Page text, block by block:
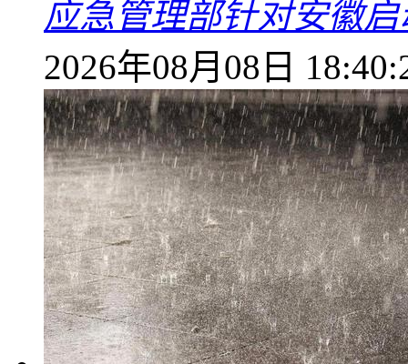
应急管理部针对安徽
2026年08月08日